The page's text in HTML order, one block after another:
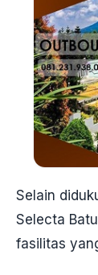
Selain
Selecta
fasilitas